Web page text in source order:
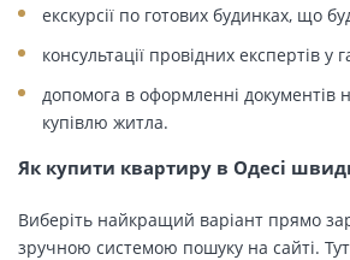
екскурсії по готових будинках, що
консультації провідних експертів у
допомога в оформленні документів
купівлю житла.
Як купити квартиру в Одесі
Виберіть найкращий варіант прямо
зручною системою пошуку на сайті.